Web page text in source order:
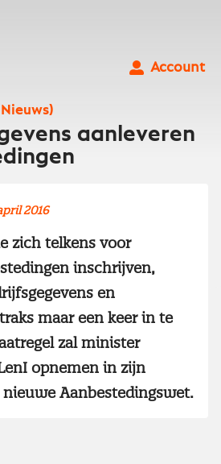
Account
aanleveren
2016
zich telkens voor
inschrijven,
en
maar een keer in te
zal minister
opnemen in zijn
Aanbestedingswet.